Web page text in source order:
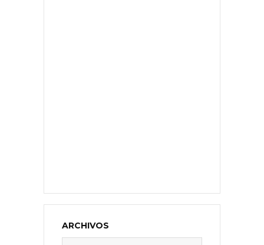
ARCHIVOS